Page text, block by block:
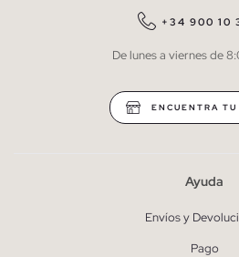
QUIERO
* Puedes cancelar la suscripción
+34 900 10
De lunes a viernes de
ENCUENTRA
Ayuda
Envíos y
Pago